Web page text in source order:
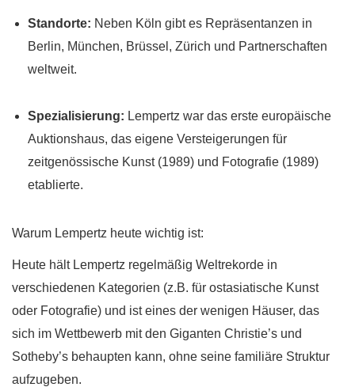
Standorte: Neben Köln gibt es Repräsentanzen in
Berlin, München, Brüssel, Zürich und Partnerschaften
weltweit.
Spezialisierung: Lempertz war das erste europäische
Auktionshaus, das eigene Versteigerungen für
zeitgenössische Kunst (1989) und Fotografie (1989)
etablierte.
Warum Lempertz heute wichtig ist:
Heute hält Lempertz regelmäßig Weltrekorde in
verschiedenen Kategorien (z.B. für ostasiatische Kunst
oder Fotografie) und ist eines der wenigen Häuser, das
sich im Wettbewerb mit den Giganten Christie’s und
Sotheby’s behaupten kann, ohne seine familiäre Struktur
aufzugeben.